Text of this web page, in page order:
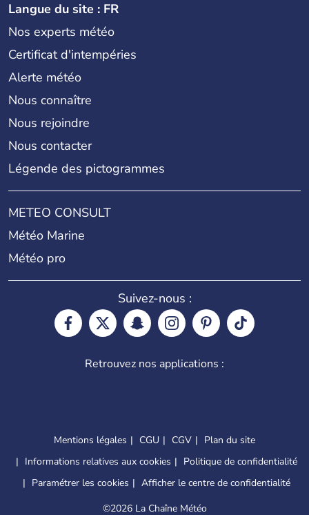
Langue du site : FR
Nos experts météo
Certificat d'intempéries
Alerte météo
Nous connaître
Nous rejoindre
Nous contacter
Légende des pictogrammes
METEO CONSULT
Météo Marine
Météo pro
Suivez-nous :
Retrouvez nos applications :
Mentions légales CGU CGV
Plan du site
Informations relatives aux cookies
Politique de confidentialité
Paramétrer les cookies
Afficher le centre de confidentialité
©2026 La Chaîne Météo